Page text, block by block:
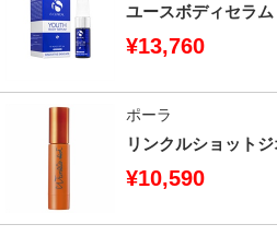
ユースボディセラム
¥13,760
ポーラ
リンクルショット
¥10,590